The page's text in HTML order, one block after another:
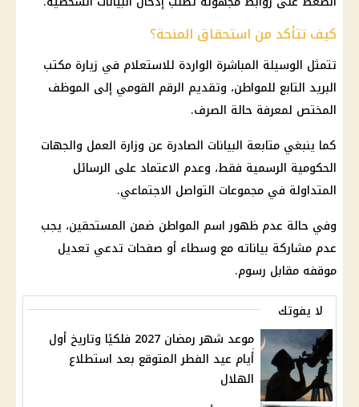
كيف تتأكد من استحقاق المنحة؟
تتمثل الوسيلة المباشرة الواردة للاستعلام في زيارة مكتب
البريد التابع للمواطن، وتقديم الرقم القومي إلى الموظف
المختص لمعرفة حالة الصرف.
كما ينبغي متابعة البيانات الصادرة عن وزارة العمل والجهات
الحكومية الرسمية فقط، وعدم الاعتماد على الرسائل
المتداولة في مجموعات التواصل الاجتماعي.
وفي حالة عدم ظهور اسم المواطن ضمن المستحقين، يجب
عدم مشاركة بياناته مع وسطاء أو صفحات تدعي تعديل
موقفه مقابل رسوم.
لا يفوتك
موعد شهر رمضان 2027 فلكيًا وتاريخ أول
أيام عيد الفطر المتوقع بعد استطلاع
الهلال